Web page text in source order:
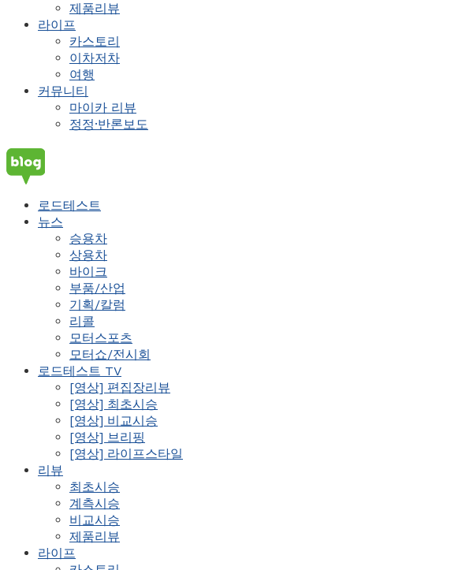
제품리뷰
라이프
카스토리
이차저차
여행
커뮤니티
마이카 리뷰
정정·반론보도
로드테스트
뉴스
승용차
상용차
바이크
부품/산업
기획/칼럼
리콜
모터스포츠
모터쇼/전시회
로드테스트 TV
[영상] 편집장리뷰
[영상] 최초시승
[영상] 비교시승
[영상] 브리핑
[영상] 라이프스타일
리뷰
최초시승
계측시승
비교시승
제품리뷰
라이프